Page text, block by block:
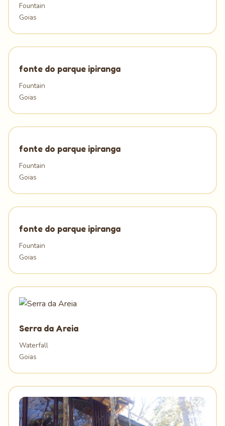
Fountain
Goias
fonte do parque ipiranga
Fountain
Goias
fonte do parque ipiranga
Fountain
Goias
fonte do parque ipiranga
Fountain
Goias
Serra da Areia
Waterfall
Goias